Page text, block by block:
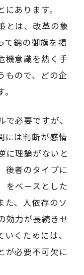
あります。
とは、改革の象
て錦の御旗を掲
機意識を熱く手
もので、どの企
必要ですが、
には判断が感情
に理論がないと
後者のタイプに
をベースとした
た、人依存のソ
効力が長続きせ
くためには、
が必要不可欠に